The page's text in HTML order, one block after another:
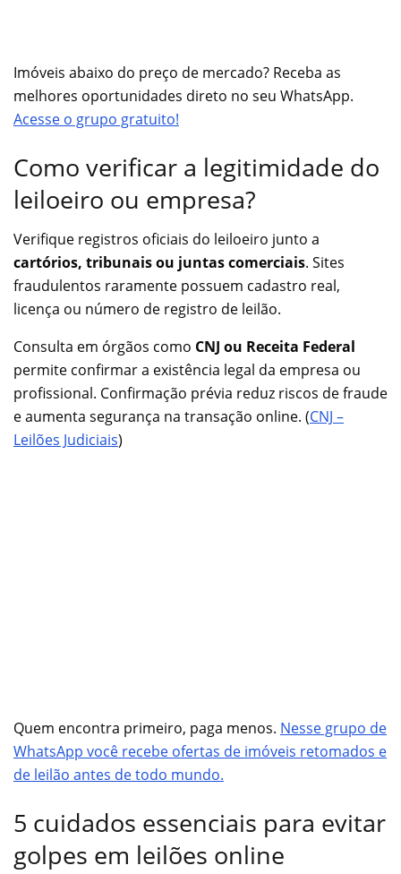
Imóveis abaixo do preço de mercado? Receba as
melhores oportunidades direto no seu WhatsApp.
Acesse o grupo gratuito!
Como verificar a legitimidade do
leiloeiro ou empresa?
Verifique registros oficiais do leiloeiro junto a
cartórios, tribunais ou juntas comerciais. Sites
fraudulentos raramente possuem cadastro real,
licença ou número de registro de leilão.
Consulta em órgãos como CNJ ou Receita Federal
permite confirmar a existência legal da empresa ou
profissional. Confirmação prévia reduz riscos de fraude
e aumenta segurança na transação online. (CNJ –
Leilões Judiciais)
Quem encontra primeiro, paga menos. Nesse grupo de
WhatsApp você recebe ofertas de imóveis retomados e
de leilão antes de todo mundo.
5 cuidados essenciais para evitar
golpes em leilões online